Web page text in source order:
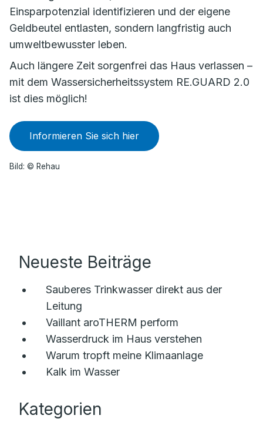
Einsparpotenzial identifizieren und der eigene
Geldbeutel entlasten, sondern langfristig auch
umweltbewusster leben.
Auch längere Zeit sorgenfrei das Haus verlassen –
mit dem Wassersicherheitssystem RE.GUARD 2.0
ist dies möglich!
Informieren Sie sich hier
Bild: © Rehau
Neueste Beiträge
Sauberes Trinkwasser direkt aus der
Leitung
Vaillant aroTHERM perform
Wasserdruck im Haus verstehen
Warum tropft meine Klimaanlage
Kalk im Wasser
Kategorien